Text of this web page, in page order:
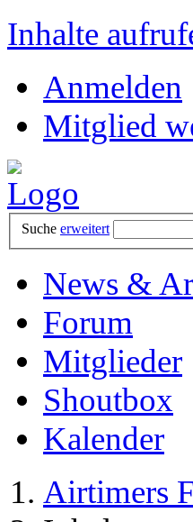
Inhalte
Anmelden
Mitglied
Suche erweitert
News &
Forum
Mitglieder
Shoutbox
Kalender
Airtimers